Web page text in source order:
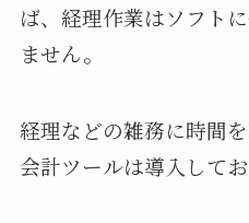
ば、経理作業はソフト
ません。
経理などの雑務に時間
会計ツールは導入してお